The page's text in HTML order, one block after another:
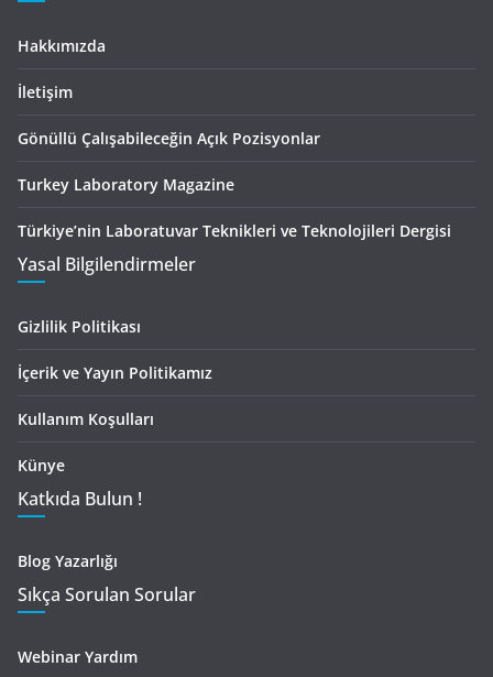
Hakkımızda
İletişim
Gönüllü Çalışabileceğin Açık Pozisyonlar
Turkey Laboratory Magazine
Türkiye’nin Laboratuvar Teknikleri ve Teknolojileri Dergisi
Yasal Bilgilendirmeler
Gizlilik Politikası
İçerik ve Yayın Politikamız
Kullanım Koşulları
Künye
Katkıda Bulun !
Blog Yazarlığı
Sıkça Sorulan Sorular
Webinar Yardım